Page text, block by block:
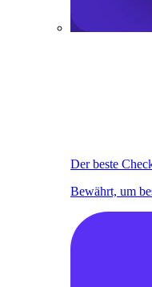
Der beste
Bewährt, um